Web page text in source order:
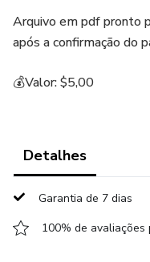
Arquivo em pdf pronto
após a confirmação do
💰Valor: $5,00
Detalhes
Garantia de 7 dias
100% de avaliações